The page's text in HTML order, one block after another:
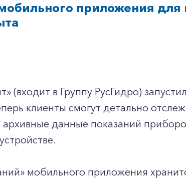
звонок
приложения для
(входит в Группу РусГидро)
клиенты смогут детально
архивные данные показаний
мобильного приложения